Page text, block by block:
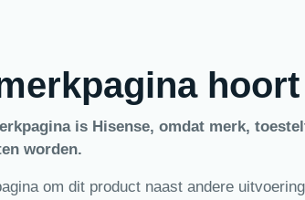
is Hisense, omdat merk,
worden.
om dit product naast andere